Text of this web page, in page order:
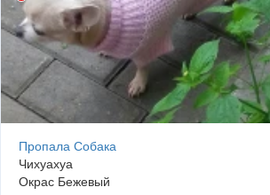
Пропала Собака
Чихуахуа
Окрас Бежевый